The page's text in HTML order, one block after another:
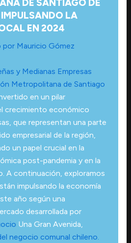
DE SANTIAGO DE
LA
EN 2024
porMauricio Gómez
y Medianas Empresas
Metropolitana de Santiago
en un pilar
crecimiento económico
que representan una parte
empresarial de la región,
un papel crucial en la
post-pandemia y en la
A continuación, exploramos
impulsando la economía
año según una
desarrollada por
Una Gran Avenida,
negocio comunal chileno.